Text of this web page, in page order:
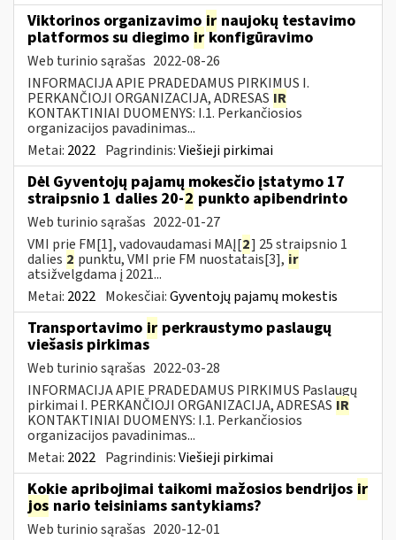
Viktorinos organizavimo ir naujokų testavimo
platformos su diegimo irkonfigūravimo
Web turinio sąrašas 2022-08-26
INFORMACIJA APIE PRADEDAMUS PIRKIMUS I.
PERKANČIOJI ORGANIZACIJA, ADRESAS IR
KONTAKTINIAI DUOMENYS: I.1. Perkančiosios
organizacijos pavadinimas...
Metai: 2022 Pagrindinis:Viešieji pirkimai
Dėl Gyventojų pajamų mokesčio įstatymo 17
straipsnio 1 dalies 20-2 punkto apibendrinto
Web turinio sąrašas 2022-01-27
VMI prie FM[1], vadovaudamasi MAĮ[2] 25 straipsnio 1
dalies 2 punktu, VMI prie FM nuostatais[3], ir
atsižvelgdama į 2021...
Metai: 2022 Mokesčiai:Gyventojų pajamų mokestis
Transportavimo ir perkraustymo paslaugų
viešasis pirkimas
Web turinio sąrašas 2022-03-28
INFORMACIJA APIE PRADEDAMUS PIRKIMUS Paslaugų
pirkimai I. PERKANČIOJI ORGANIZACIJA, ADRESAS IR
KONTAKTINIAI DUOMENYS: I.1. Perkančiosios
organizacijos pavadinimas...
Metai: 2022 Pagrindinis:Viešieji pirkimai
Kokie apribojimai taikomi mažosios bendrijos ir
jos nario teisiniams santykiams?
Web turinio sąrašas 2020-12-01